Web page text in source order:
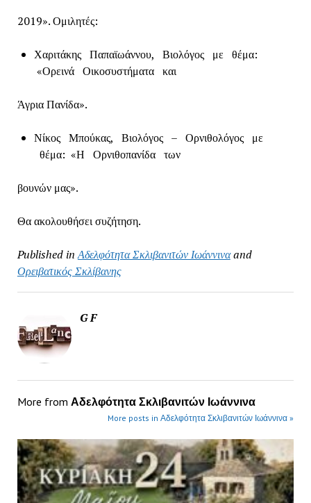
2019». Ομιλητές:
Χαριτάκης Παπαϊωάννου, Βιολόγος με θέμα:
«Ορεινά Οικοσυστήματα και
Άγρια Πανίδα».
Νίκος Μπούκας, Βιολόγος – Ορνιθολόγος με
θέμα: «Η Ορνιθοπανίδα των
βουνών μας».
Θα ακολουθήσει συζήτηση.
Published in Αδελφότητα Σκλιβανιτών Ιωάννιναand
Ορειβατικός Σκλίβανης
G F
More from Αδελφότητα Σκλιβανιτών Ιωάννινα
More posts in Αδελφότητα Σκλιβανιτών Ιωάννινα »